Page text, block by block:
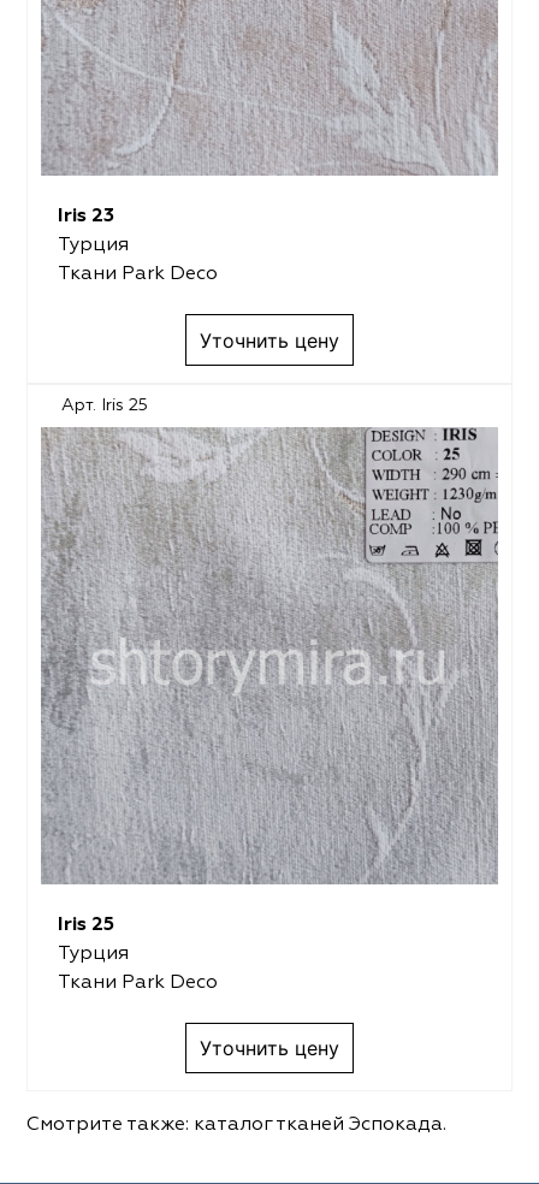
Iris 23
Турция
Ткани Park Deco
Уточнить цену
Арт. Iris 25
Iris 25
Турция
Ткани Park Deco
Уточнить цену
Смотрите также: каталог тканей Эспокада.